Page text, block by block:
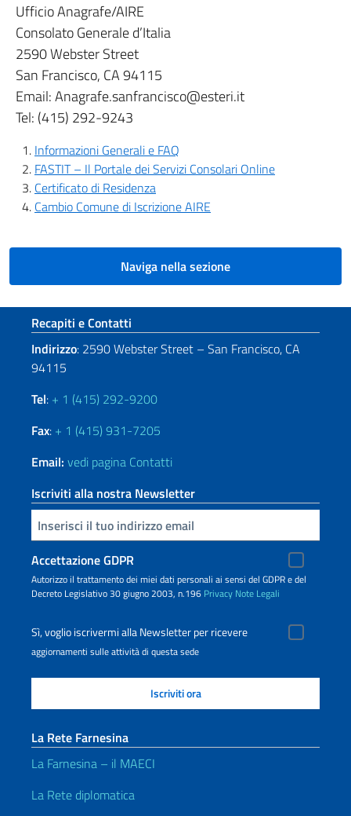
Ufficio Anagrafe/AIRE
Consolato Generale d’Italia
2590 Webster Street
San Francisco, CA 94115
Email: Anagrafe.sanfrancisco@esteri.it
Tel: (415) 292-9243
Informazioni Generali e FAQ
FASTIT – Il Portale dei Servizi Consolari Online
Certificato di Residenza
Cambio Comune di Iscrizione AIRE
Naviga nella sezione
Sezione footer
Recapiti e Contatti
Indirizzo: 2590 Webster Street – San Francisco, CA
94115
Tel: + 1 (415) 292-9200
Fax: + 1 (415) 931-7205
Email: vedi pagina Contatti
Iscriviti alla nostra Newsletter
Inserisci la tua email
Accettazione GDPR
Autorizzo il trattamento dei miei dati personali ai sensi del GDPR e del
Decreto Legislativo 30 giugno 2003, n.196 Privacy Note Legali
Sì, voglio iscrivermi alla Newsletter per ricevere
aggiornamenti sulle attività di questa sede
La Rete Farnesina
La Farnesina – il MAECI
La Rete diplomatica